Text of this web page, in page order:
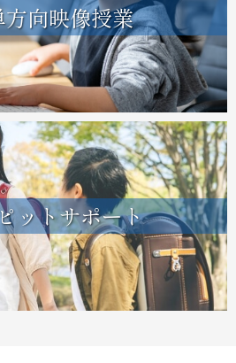
向映像授業
ットサポート